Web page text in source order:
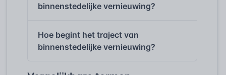
binnenstedelijke vernieuwing?
Hoe begint het traject van
binnenstedelijke vernieuwing?